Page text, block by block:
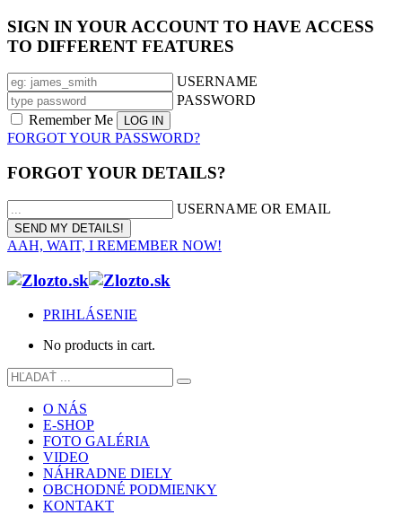
SIGN IN YOUR ACCOUNT TO HAVE ACCESS
TO DIFFERENT FEATURES
USERNAME
PASSWORD
Remember Me
FORGOT YOUR PASSWORD?
FORGOT YOUR DETAILS?
USERNAME OR EMAIL
AAH, WAIT, I REMEMBER NOW!
PRIHLÁSENIE
No products in cart.
O NÁS
E-SHOP
FOTO GALÉRIA
VIDEO
NÁHRADNE DIELY
OBCHODNÉ PODMIENKY
KONTAKT